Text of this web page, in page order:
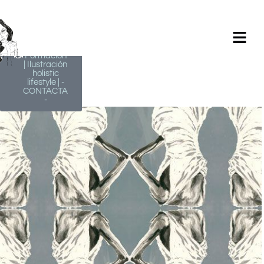
Formación
| Ilustración
holistic
lifestyle | -
CONTACTA
-